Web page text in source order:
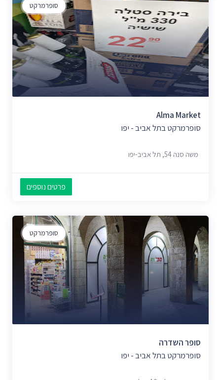
סופרמרקט
Alma Market
סופרמרקט בתל אביב - יפו
משה סנה 54, תל אביב-יפו
פרטים נוספים
סופרמרקט
סופר השדרה
סופרמרקט בתל אביב - יפו